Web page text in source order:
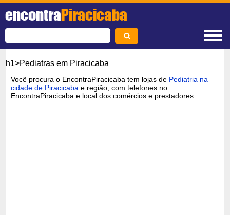
encontraPiracicaba
h1>Pediatras em Piracicaba
Você procura o EncontraPiracicaba tem lojas de Pediatria na
cidade de Piracicaba e região, com telefones no
EncontraPiracicaba e local dos comércios e prestadores.